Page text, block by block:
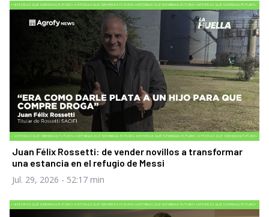
Juan Félix Rossetti: de vender novillos a transformar
una estancia en el refugio de Messi
Jul. 29, 2026 - 52:17 min